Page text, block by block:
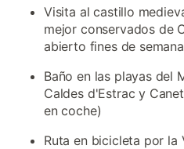
Visita al castillo
mejor conservados de
abierto fines de
Baño en las playas del
Caldes d'Estrac y
en coche)
Ruta en bicicleta por la